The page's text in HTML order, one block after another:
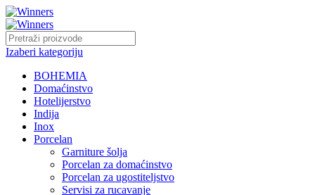
Izaberi kategoriju
BOHEMIA
Domaćinstvo
Hotelijerstvo
Indija
Inox
Porcelan
Garniture šolja
Porcelan za domaćinstvo
Porcelan za ugostiteljstvo
Servisi za rucavanje